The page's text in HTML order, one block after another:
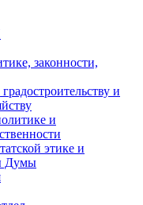
законности,
и
и
этике и
Думы